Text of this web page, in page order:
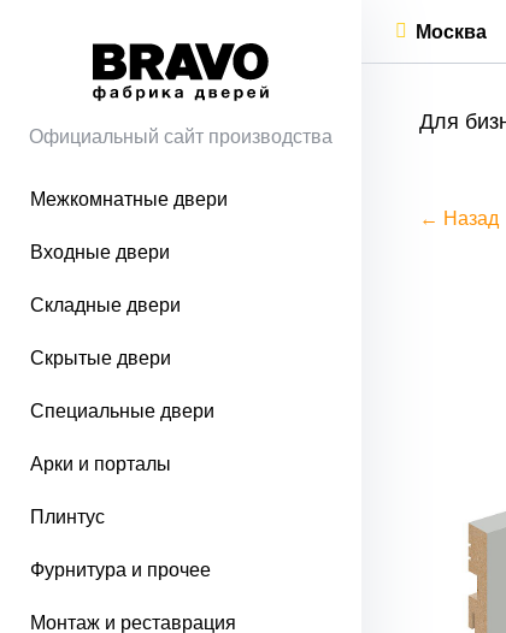
Официальный сайт производства
Межкомнатные двери
Входные двери
Складные двери
Скрытые двери
Специальные двери
Арки и порталы
Плинтус
Фурнитура и прочее
Монтаж и реставрация
Москва
Для
← Назад